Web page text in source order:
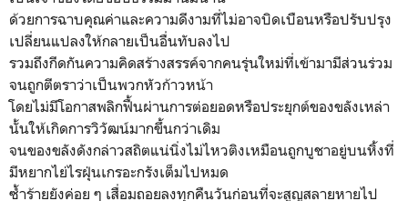
ด้วยการฉาบคุณค่าและความดีงามที่ไม่อาจบิดเบือนหรือปรับปรุง
เปลี่ยนแปลงให้กลายเป็นอื่นทับลงไป
รวมถึงกีดกันความคิดสร้างสรรค์จากคนรุ่นใหม่ที่เข้ามามีส่วนร่วม
จนถูกตีตราว่าเป็นพวกหัวก้าวหน้า
โดยไม่มีโอกาสพลิกฟื้นผ่านการต่อยอดหรือประยุกต์ของขลังเหล่า
นั้นให้เกิดการวิวัฒน์มากขึ้นกว่าเดิม
จนของขลังดังกล่าวสถิตแน่นิ่งไม่ไหวติงเหมือนถูกบูชาอยู่บนหิ้งที่
มีหยากไย่ไรฝุ่นเกรอะกรังเต็มไปหมด
ซ้ำร้ายยังค่อย ๆ เสื่อมถอยลงทุกคืนวันก่อนที่จะสูญสลายหายไป